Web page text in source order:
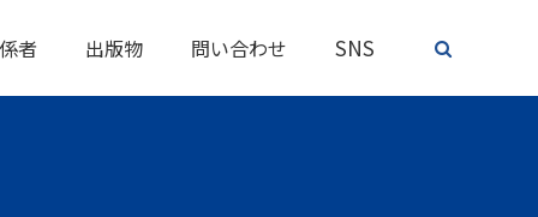
者 出版物 問い合わせ SNS